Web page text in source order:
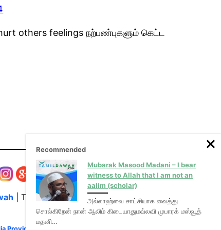
others feelings நற்பண்புகளும் கெட்ட
| The Media Hub for Islamic Lectures
Recommended
Mubarak Masood Madani – I bear
witness to Allah that I am not an
aalim (scholar)
அல்லாஹ்வை சாட்சியாக வைத்து
சொல்கிறேன் நான் ஆலிம் கிடையாதுமவ்லவி முபாரக் மஸ்வூத்
மதனி…